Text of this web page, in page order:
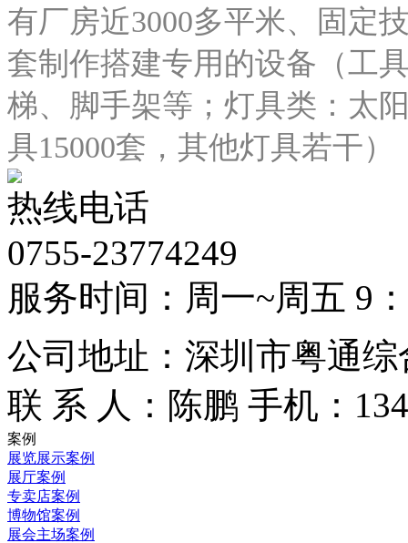
有厂房近3000多平米、固定
套制作搭建专用的设备（工
梯、脚手架等；灯具类：太
具15000套，其他灯具若干）
热线电话
0755-23774249
服务时间：周一~周五 9
公司地址：深圳市粤通综
联 系 人：陈鹏 手机：
案例
展览展示案例
展厅案例
专卖店案例
博物馆案例
展会主场案例